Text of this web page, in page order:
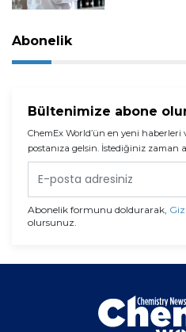
Abonelik
Bültenimize abone
ChemEx World’ün en yeni haberleri
postanıza gelsin. İstediğiniz zaman
Abonelik formunu doldurarak,
olursunuz.